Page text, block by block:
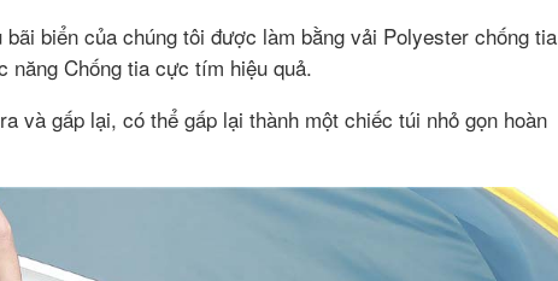
biển của chúng tôi được làm bằng vải Polyester chống tia
năng Chống tia cực tím hiệu quả.
và gấp lại, có thể gấp lại thành một chiếc túi nhỏ gọn hoàn